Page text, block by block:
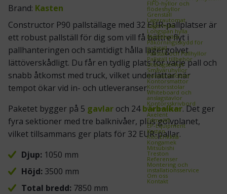
FIFO‑hyllor och
flödeshyllor
Grenställ
Lagerautomat
Lagerhylla
Longspan hylla
Metallhyllor
Påkörningsskydd för
pallställ
Pallställ och Pallhyllor
Pallställ tillbehör
Utdragsenhet
Småvaruhyllor
Kontorsmöbler
Kontorsmattor
Kontorsstolar
Whiteboard och
anslagstavlor
Kontorsskrivbord
Varumärken
Axelent
Edmolift
EP-Equipment
Kasten
Kito Erikkilä
Kongamek
Mitsubishi
Treston
Referenser
Montering och
installationsservice
Om oss
Kontakt
Brand: Kasten
Constructor P90 pallställage med 32 EUR-pallplatser är
ett robust pallställ för dig som vill få bättre flyt i
pallhanteringen och samtidigt hålla lagergolvet
lättöverskådligt. Du får en tydlig plats för varje pall och
snabb åtkomst med truck, vilket underlättar när
tempot ökar vid in- och utleveranser.
Paketet bygger på 5 gavlar och 24bärbalkar. Det ger
fyra sektioner med tre balknivåer, plus golvplanet,
vilket tillsammans ger plats för 32 EUR-pallar.
Djup:1050 mm
Höjd:3500 mm
Total bredd:7850 mm